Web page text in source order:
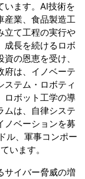
います。AI技術を
産業、食品製造工
立て工程の実行や
成長を続けるロボ
の恩恵を受け、
府は、イノベーテ
ステム・ロボティ
ロボット工学の導
ムは、自律システ
ノベーションを募
ル、軍事コンポー
います。
サイバー脅威の増